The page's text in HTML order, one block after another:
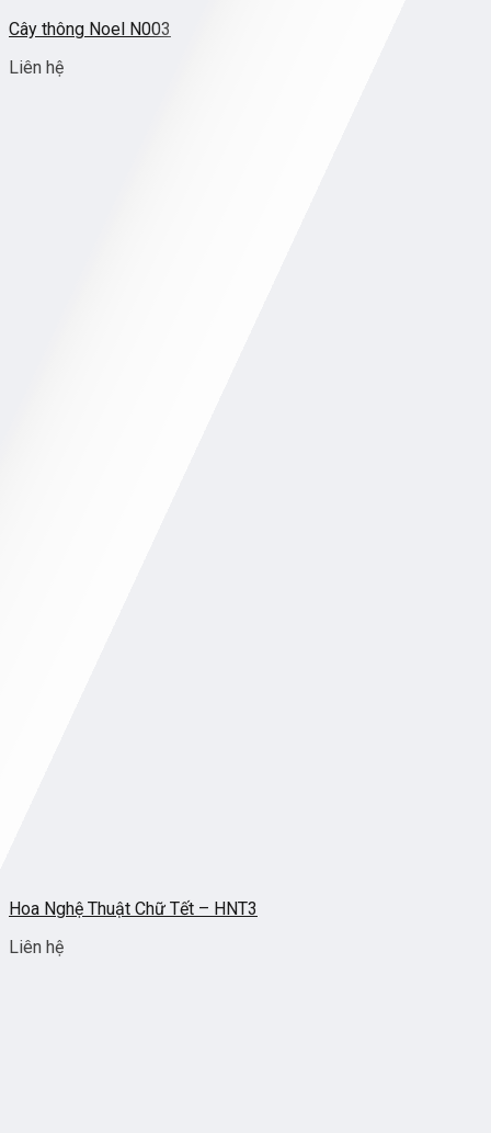
Cây thông Noel N003
Liên hệ
Hoa Nghệ Thuật Chữ Tết – HNT3
Liên hệ